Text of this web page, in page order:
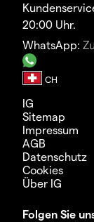
20:00 Uhr.
WhatsApp:
IG
Sitemap
Impressum
AGB
Datenschutz
Cookies
Über IG
Folgen Sie